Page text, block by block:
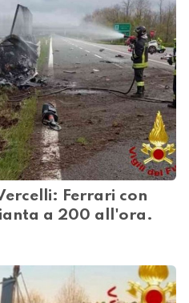
Ferrari con
a 200 all'ora.